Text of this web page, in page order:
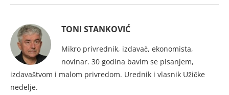
TONI STANKOVIĆ
Mikro privrednik, izdavač, ekonomista,
novinar. 30 godina bavim se pisanjem,
izdavaštvom i malom privredom. Urednik i vlasnik Užičke
nedelje.